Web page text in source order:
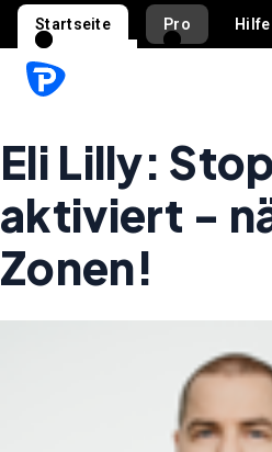
Startseite Pro
Eli Lilly:
aktiviert -
Zonen!